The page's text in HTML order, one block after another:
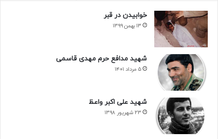
خوابیدن در قبر
۱۳ بهمن ۱۳۹۹
شهید مدافع حرم مهدی قاسمی
۵ مرداد ۱۴۰۱
شهید علی اکبر واعظ
۲۳ شهریور ۱۳۹۸